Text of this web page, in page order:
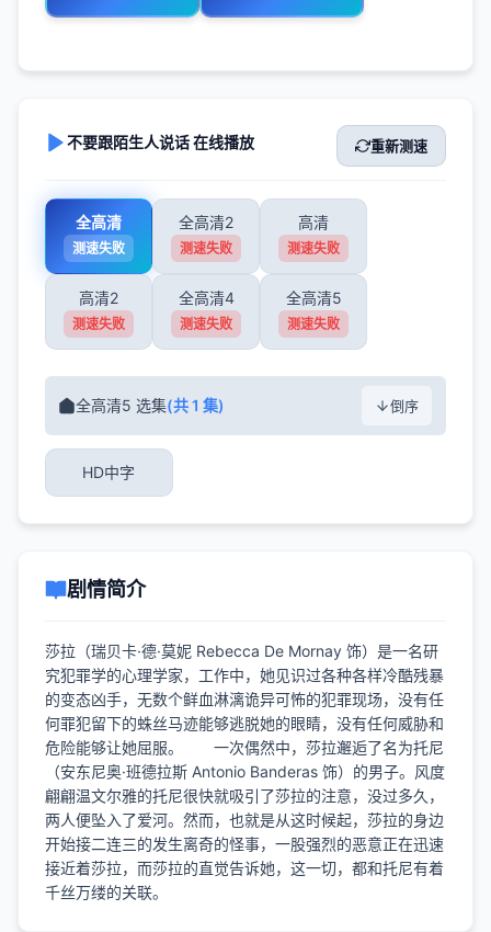
不要跟陌生人说话 在线播放 重新测速
全高清
测速失败
全高清2
测速失败
高清
测速失败
高清2
测速失败
全高清4
测速失败
全高清5
测速失败
全高清5 选集(共 1 集) 倒序
HD中字
剧情简介
莎拉（瑞贝卡·德·莫妮 Rebecca De Mornay 饰）是一名研
究犯罪学的心理学家，工作中，她见识过各种各样冷酷残暴
的变态凶手，无数个鲜血淋漓诡异可怖的犯罪现场，没有任
何罪犯留下的蛛丝马迹能够逃脱她的眼睛，没有任何威胁和
危险能够让她屈服。 一次偶然中，莎拉邂逅了名为托尼
（安东尼奥·班德拉斯 Antonio Banderas 饰）的男子。风度
翩翩温文尔雅的托尼很快就吸引了莎拉的注意，没过多久，
两人便坠入了爱河。然而，也就是从这时候起，莎拉的身边
开始接二连三的发生离奇的怪事，一股强烈的恶意正在迅速
接近着莎拉，而莎拉的直觉告诉她，这一切，都和托尼有着
千丝万缕的关联。